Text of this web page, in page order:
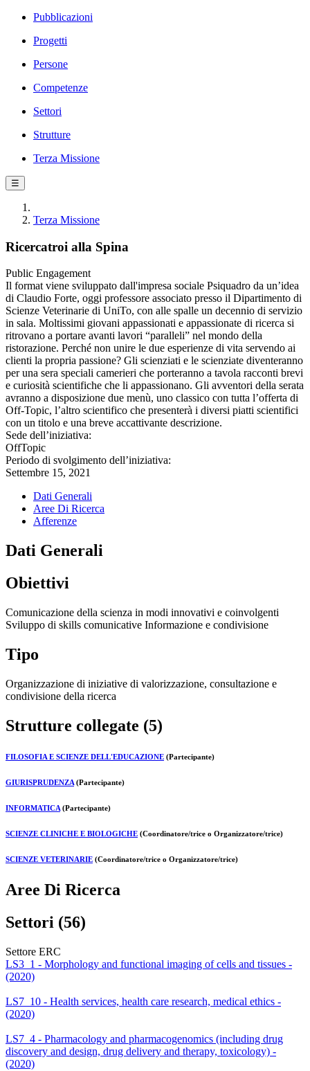
Pubblicazioni
Progetti
Persone
Competenze
Settori
Strutture
Terza Missione
☰
Terza Missione
Ricercatroi alla Spina
Public Engagement
Il format viene sviluppato dall'impresa sociale Psiquadro da un’idea
di Claudio Forte, oggi professore associato presso il Dipartimento di
Scienze Veterinarie di UniTo, con alle spalle un decennio di servizio
in sala. Moltissimi giovani appassionati e appassionate di ricerca si
ritrovano a portare avanti lavori “paralleli” nel mondo della
ristorazione. Perché non unire le due esperienze di vita servendo ai
clienti la propria passione? Gli scienziati e le scienziate diventeranno
per una sera speciali camerieri che porteranno a tavola racconti brevi
e curiosità scientifiche che li appassionano. Gli avventori della serata
avranno a disposizione due menù, uno classico con tutta l’offerta di
Off-Topic, l’altro scientifico che presenterà i diversi piatti scientifici
con un titolo e una breve accattivante descrizione.
Sede dell’iniziativa:
OffTopic
Periodo di svolgimento dell’iniziativa:
Settembre 15, 2021
Dati Generali
Aree Di Ricerca
Afferenze
Dati Generali
Obiettivi
Comunicazione della scienza in modi innovativi e coinvolgenti
Sviluppo di skills comunicative Informazione e condivisione
Tipo
Organizzazione di iniziative di valorizzazione, consultazione e
condivisione della ricerca
Strutture collegate (5)
FILOSOFIA E SCIENZE DELL'EDUCAZIONE (Partecipante)
GIURISPRUDENZA (Partecipante)
INFORMATICA (Partecipante)
SCIENZE CLINICHE E BIOLOGICHE (Coordinatore/trice o Organizzatore/trice)
SCIENZE VETERINARIE (Coordinatore/trice o Organizzatore/trice)
Aree Di Ricerca
Settori (56)
Settore ERC
LS3_1 - Morphology and functional imaging of cells and tissues -
(2020)
LS7_10 - Health services, health care research, medical ethics -
(2020)
LS7_4 - Pharmacology and pharmacogenomics (including drug
discovery and design, drug delivery and therapy, toxicology) -
(2020)